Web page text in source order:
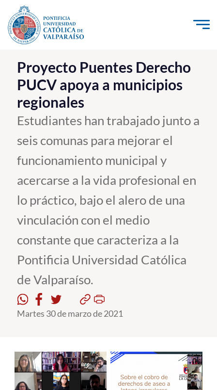
Click acá para ir directamente al contenido
La Universidad
Investigación, Creación e Innovación
PUCV Internacional
Vinculación con el Medio
Admisión
Estudiantes
Académicos
Funcionarios
Alumni
Proyecto Puentes Derecho
PUCV apoya a municipios
regionales
Estudiantes han trabajado junto a
seis comunas para mejorar el
funcionamiento municipal y
acercarse a la vida profesional en
lo práctico, bajo el alero de una
vinculación con el medio
constante que caracteriza a la
Pontificia Universidad Católica
de Valparaíso.
Martes 30 de marzo de 2021